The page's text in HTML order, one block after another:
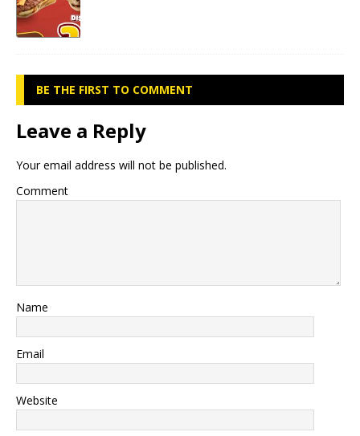
BE THE FIRST TO COMMENT
Leave a Reply
Your email address will not be published.
Comment
Name
Email
Website